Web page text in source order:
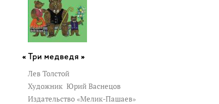
Три медведя »
Лев Толстой
Художник Юрий Васнецов
Издательство «Мелик-Пашаев»